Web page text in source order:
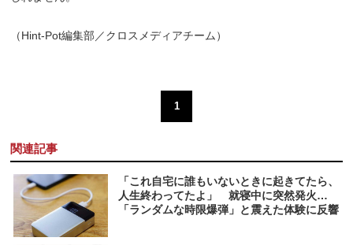
（Hint-Pot編集部／クロスメディアチーム）
1
関連記事
「これ自宅に誰もいないときに起きてたら、
人生終わってたよ」 就寝中に突然発火…
「ランダムな時限爆弾」と震えた体験に反響